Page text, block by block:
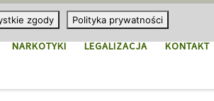
NARKOTYKI LEGALIZACJA KONTAKT
zgody Polityka prywatności